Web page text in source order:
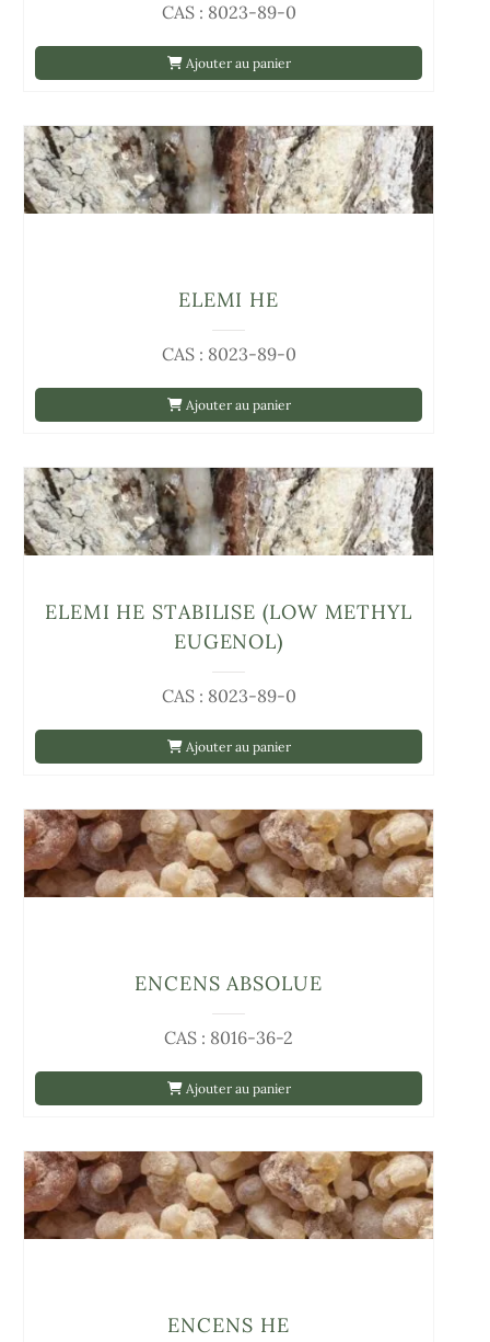
Ajouter au panier
CAS : 8023-89-0
Ajouter au panier
CAS : 8023-89-0
ELEMI HE
Ajouter au panier
CAS : 8023-89-0
ELEMI HE STABILISE (LOW METHYL
EUGENOL)
Ajouter au panier
CAS : 8016-36-2
ENCENS ABSOLUE
ENCENS HE